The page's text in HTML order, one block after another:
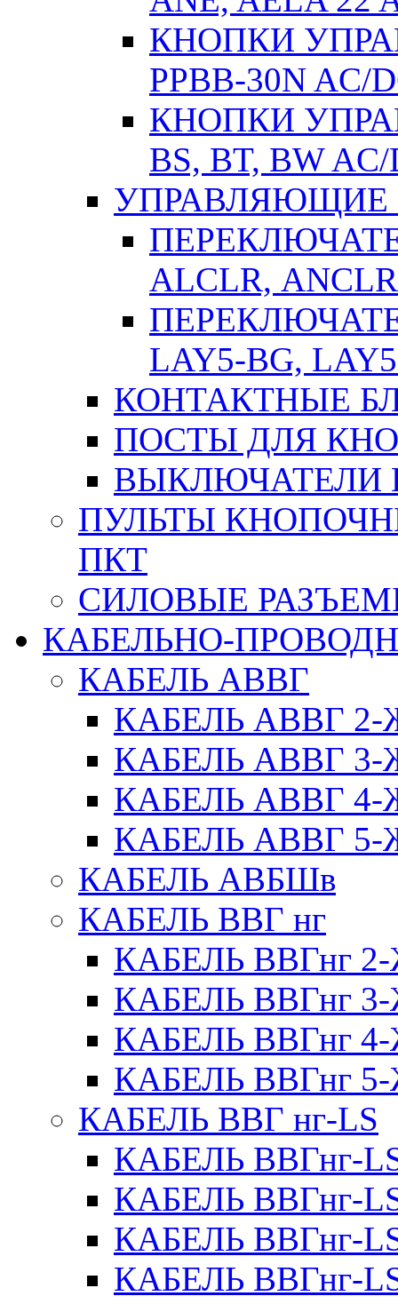
КНОПКИ
РPВВ-30N AC/
КНОПКИ
BS, BT, BW AC/
УПРАВЛЯЮЩИЕ
АLСLR, АNСLR
LAY5-BG,
КОНТАКТНЫЕ
ПОСТЫ ДЛЯ
ВЫКЛЮЧАТЕЛИ
ПУЛЬТЫ
ПКТ
СИЛОВЫЕ
КАБЕЛЬНО-
КАБЕЛЬ АВВГ
КАБЕЛЬ АВВГ
КАБЕЛЬ АВВГ
КАБЕЛЬ АВВГ
КАБЕЛЬ АВВГ
КАБЕЛЬ АВБШв
КАБЕЛЬ ВВГ нг
КАБЕЛЬ ВВГнг
КАБЕЛЬ ВВГнг
КАБЕЛЬ ВВГнг
КАБЕЛЬ ВВГнг
КАБЕЛЬ ВВГ нг-LS
КАБЕЛЬ ВВГнг-
КАБЕЛЬ ВВГнг-
КАБЕЛЬ ВВГнг-
КАБЕЛЬ ВВГнг-